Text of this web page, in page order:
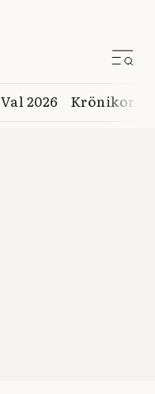
Val 2026 Krönikor